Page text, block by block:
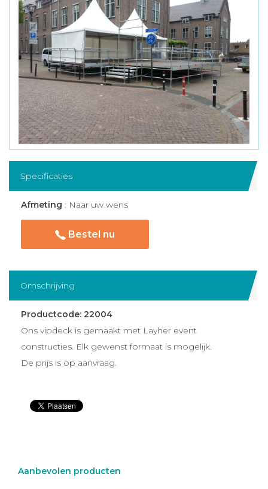
Specificaties
Afmeting : Naar uw wens
Bestel nu
Omschrijving
Productcode: 22004
Ons vipdeck is gemaakt met Layher event
constructies. Elk gewenst formaat is mogelijk.
De prijs is op aanvraag.
Aanbevolen producten